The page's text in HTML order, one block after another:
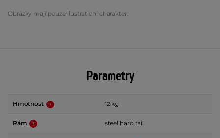
Obrázky mají pouze ilustrativní charakter.
Parametry
Hmotnost 12 kg
Rám steel hard tail